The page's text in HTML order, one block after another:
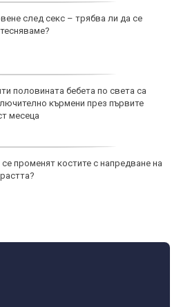
след секс – трябва ли да се
половината бебета по света са
кърмени през първите
месеца
се променят костите с напредване на